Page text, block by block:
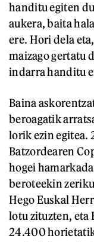
handitu egiten
aukera, baita
ere. Hori dela
maizago gertatu
indarra handitu
Baina
beroagatik
lorik ezin egitea.
Batzordearen
hogei
beroteekin
Hego Euskal
lotu zituzten, eta
24.400